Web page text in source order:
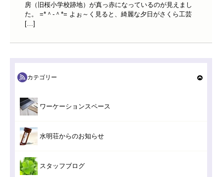
房（旧桜小学校跡地）が真っ赤になっているのが見えまし
た。 =*＾-＾*= よぉ～く見ると、綺麗な夕日がさくら工芸
[…]
カテゴリー
ワーケーションスペース
水明荘からのお知らせ
スタッフブログ